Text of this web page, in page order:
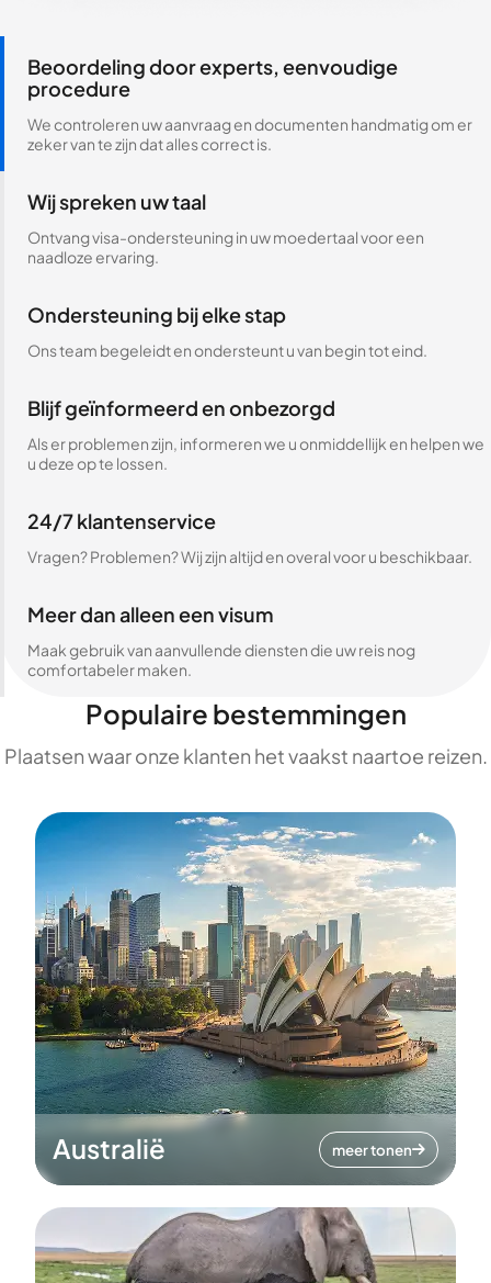
Beoordeling door experts, eenvoudige
procedure
We controleren uw aanvraag en documenten handmatig om er
zeker van te zijn dat alles correct is.
Wij spreken uw taal
Ontvang visa-ondersteuning in uw moedertaal voor een
naadloze ervaring.
Ondersteuning bij elke stap
Ons team begeleidt en ondersteunt u van begin tot eind.
Blijf geïnformeerd en onbezorgd
Als er problemen zijn, informeren we u onmiddellijk en helpen we
u deze op te lossen.
24/7 klantenservice
Vragen? Problemen? Wij zijn altijd en overal voor u beschikbaar.
Meer dan alleen een visum
Maak gebruik van aanvullende diensten die uw reis nog
comfortabeler maken.
Populaire bestemmingen
Plaatsen waar onze klanten het vaakst naartoe reizen.
Australië meer tonen